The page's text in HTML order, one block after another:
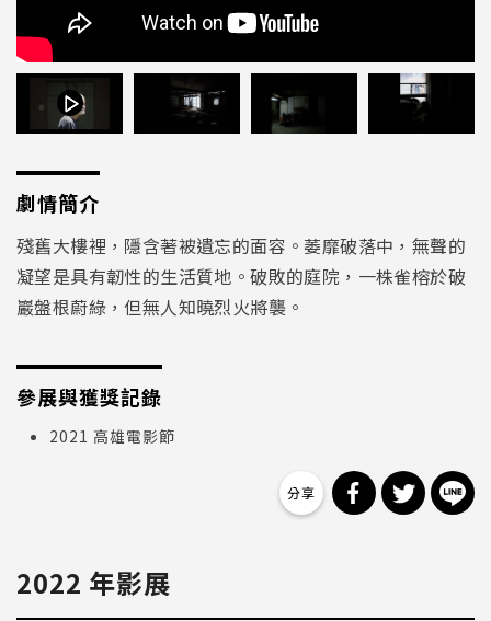
劇情簡介
殘舊大樓裡，隱含著被遺忘的面容。萎靡破落中，無聲的
凝望是具有韌性的生活質地。破敗的庭院，一株雀榕於破
巖盤根蔚綠，但無人知曉烈火將襲。
參展與獲獎記錄
2021 高雄電影節
分享到分享到
2022 年影展